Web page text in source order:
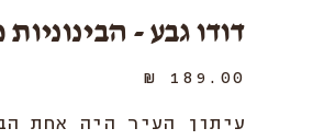
דודו גבע -
מחיר
עיתון העיר היה אחת